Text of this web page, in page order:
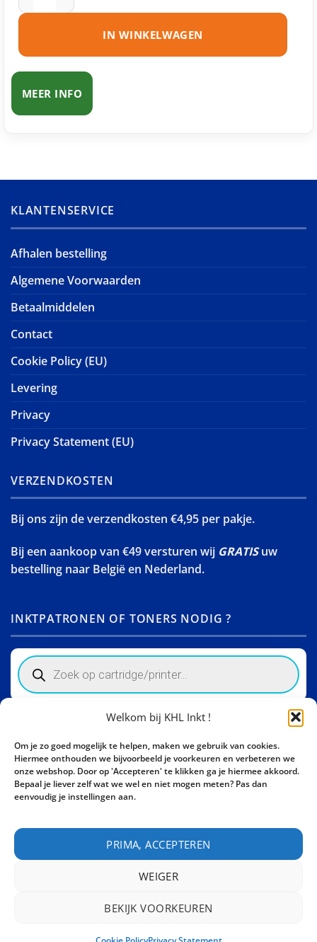
Welkom bij KHL Inkt !
Om je zo goed mogelijk te helpen, maken we gebruik van cookies.
Hiermee onthouden we bijvoorbeeld je voorkeuren en verbeteren we
onze webshop. Door op 'Accepteren' te klikken ga je hiermee akkoord.
Bepaal je liever zelf wat we wel en niet mogen meten? Pas dan
eenvoudig je instellingen aan.
PRIMA, ACCEPTEREN
WEIGER
BEKIJK VOORKEUREN
IN WINKELWAGEN
MEER INFO
KLANTENSERVICE
Afhalen bestelling
Algemene Voorwaarden
Betaalmiddelen
Contact
Cookie Policy (EU)
Levering
Privacy
Privacy Statement (EU)
VERZENDKOSTEN
Bij ons zijn de verzendkosten €4,95 per pakje.
Bij een aankoop van €49 versturen wij GRATISuw
bestelling naar België en Nederland.
INKTPATRONEN OF TONERS NODIG ?
Products
search
Activity Invest BV - KHL, Kempische Steenweg 274
3500 Hasselt - België BE0862447190
Bel ons nu:+32 11 261499